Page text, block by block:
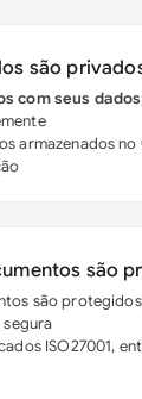
são
com seus dados
armazenados
são
são
ISO27001,